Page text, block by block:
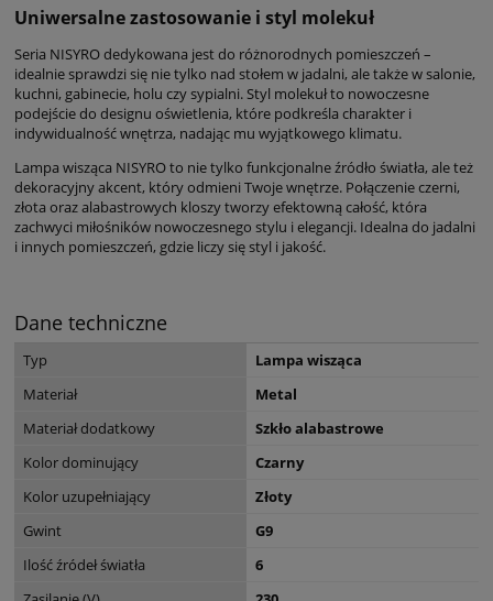
Uniwersalne zastosowanie i styl molekuł
Seria NISYRO dedykowana jest do różnorodnych pomieszczeń –
idealnie sprawdzi się nie tylko nad stołem w jadalni, ale także w salonie,
kuchni, gabinecie, holu czy sypialni. Styl molekuł to nowoczesne
podejście do designu oświetlenia, które podkreśla charakter i
indywidualność wnętrza, nadając mu wyjątkowego klimatu.
Lampa wisząca NISYRO to nie tylko funkcjonalne źródło światła, ale też
dekoracyjny akcent, który odmieni Twoje wnętrze. Połączenie czerni,
złota oraz alabastrowych kloszy tworzy efektowną całość, która
zachwyci miłośników nowoczesnego stylu i elegancji. Idealna do jadalni
i innych pomieszczeń, gdzie liczy się styl i jakość.
Dane techniczne
Typ
Lampa wisząca
Materiał
Metal
Materiał dodatkowy
Szkło alabastrowe
Kolor dominujący
Czarny
Kolor uzupełniający
Złoty
Gwint
G9
Ilość źródeł światła
6